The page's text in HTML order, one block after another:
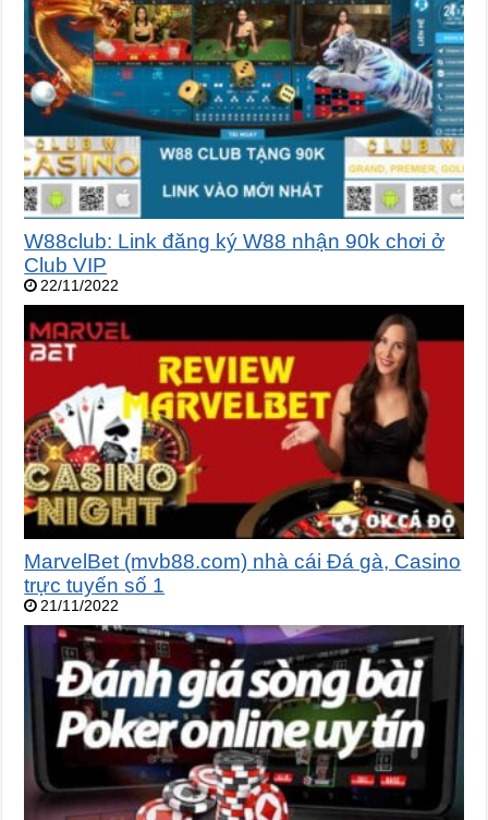
W88club: Link đăng ký W88 nhận 90k chơi ở
Club VIP
22/11/2022
MarvelBet (mvb88.com) nhà cái Đá gà, Casino
trực tuyến số 1
21/11/2022